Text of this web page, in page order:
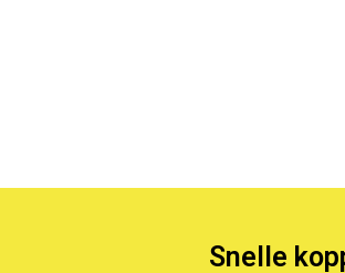
Snelle